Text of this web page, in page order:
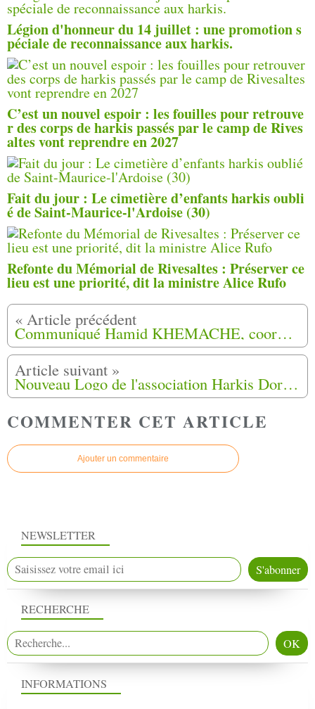
Légion d'honneur du 14 juillet : une promotion s
péciale de reconnaissance aux harkis.
C’est un nouvel espoir : les fouilles pour retrouve
r des corps de harkis passés par le camp de Rives
altes vont reprendre en 2027
Fait du jour : Le cimetière d’enfants harkis oubli
é de Saint-Maurice-l'Ardoise (30)
Refonte du Mémorial de Rivesaltes : Préserver ce
lieu est une priorité, dit la ministre Alice Rufo
Communiqué Hamid KHEMACHE, coordinateur national de l'édition 2016 de la commémoration du 12 mai 1962
Nouveau Logo de l'association Harkis Dordogne
COMMENTER CET ARTICLE
Ajouter un commentaire
NEWSLETTER
RECHERCHE
INFORMATIONS